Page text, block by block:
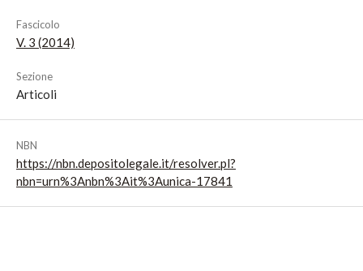
Fascicolo
V. 3 (2014)
Sezione
Articoli
NBN
https://nbn.depositolegale.it/resolver.pl?
nbn=urn%3Anbn%3Ait%3Aunica-17841